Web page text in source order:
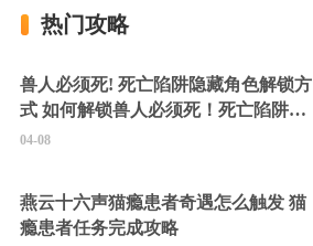
热门攻略
兽人必须死! 死亡陷阱隐藏角色解锁方
式 如何解锁兽人必须死！死亡陷阱中
的隐藏角色
04-08
燕云十六声猫瘾患者奇遇怎么触发 猫
瘾患者任务完成攻略